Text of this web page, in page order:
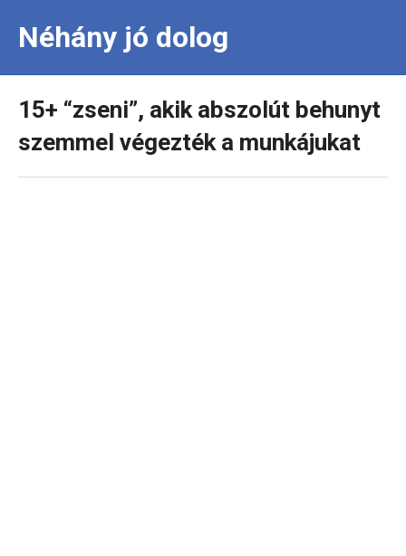
Néhány jó dolog
15+ “zseni”, akik abszolút behunyt
szemmel végezték a munkájukat